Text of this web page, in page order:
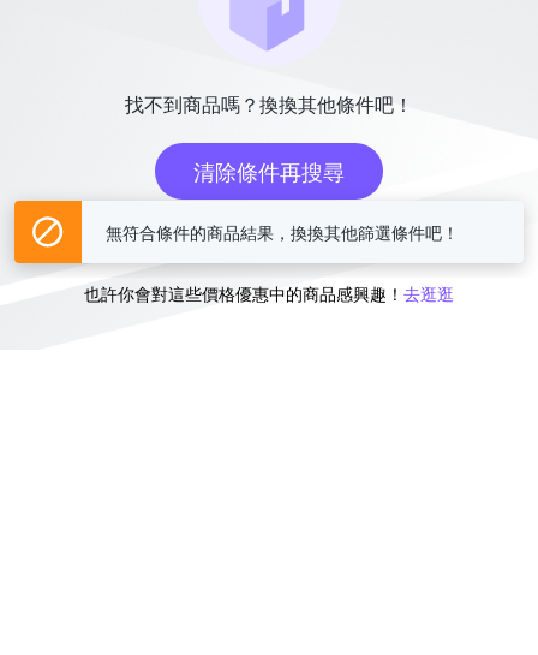
找不到商品嗎？換換其他條件吧！
清除條件再搜尋
或
也許你會對這些價格優惠中的商品感興趣！ 去逛逛
無符合條件的商品結果，換換其他篩選條件吧！